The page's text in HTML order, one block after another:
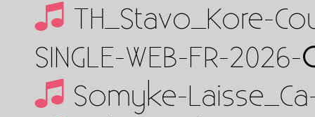
TH_Stavo_Kore-
SINGLE-WEB-FR-2026-
Somyke-